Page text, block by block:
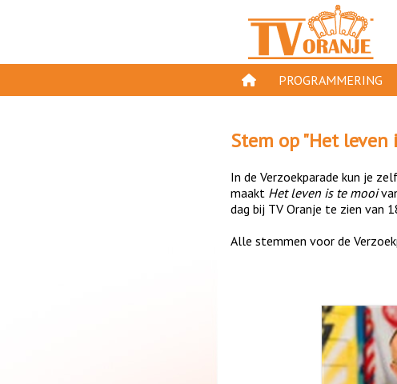
PROGRAMMERING
GESPEELD OP TV ORANJE
ORANJE KROON
TV ORANJE TOP 1000
11 VAN ORANJE
Stem op "Het leven
In de Verzoekparade kun je
maakt Het leven is te mooi
dag bij TV Oranje te zien van
Alle stemmen voor de